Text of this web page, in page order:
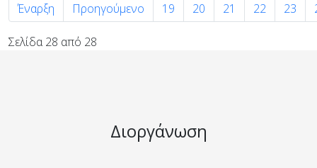
Έναρξη
Προηγούμενο 19 20 21 22 23
Σελίδα 28 από 28
Διοργάνωση